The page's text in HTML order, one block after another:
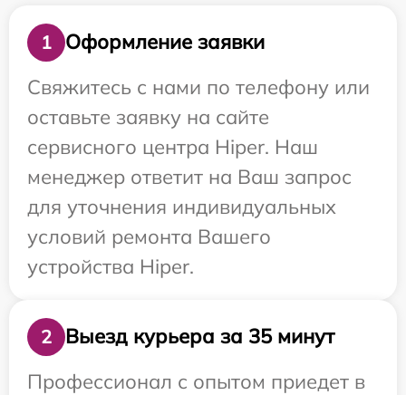
1
Оформление заявки
Свяжитесь с нами по телефону или
оставьте заявку на сайте
сервисного центра Hiper. Наш
менеджер ответит на Ваш запрос
для уточнения индивидуальных
условий ремонта Вашего
устройства Hiper.
2
Выезд курьера за 35 минут
Профессионал с опытом приедет в